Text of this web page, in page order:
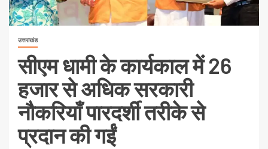
उत्तराखंड
सीएम धामी के कार्यकाल में 26
हजार से अधिक सरकारी
नौकरियाँ पारदर्शी तरीके से
प्रदान की गईं